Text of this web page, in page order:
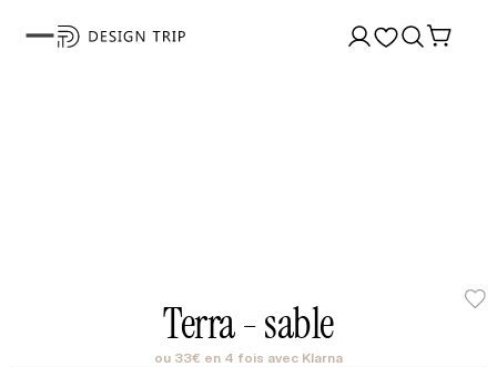
Terra - sable
ou 33€ en 4 fois avec Klarna